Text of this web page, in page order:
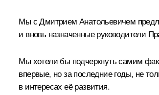
Мы с Дмитрием Анатольевичем
и вновь назначенные руководители
Мы хотели бы подчеркнуть самим
впервые, но за последние годы, не
в интересах её развития.